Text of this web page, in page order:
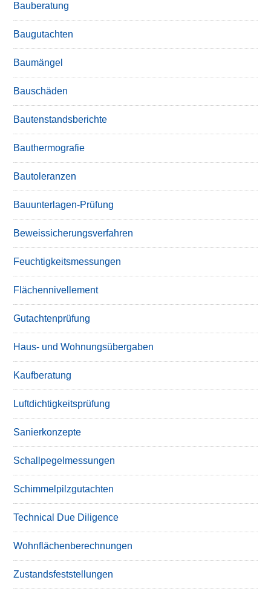
Bauberatung
Baugutachten
Baumängel
Bauschäden
Bautenstandsberichte
Bauthermografie
Bautoleranzen
Bauunterlagen-Prüfung
Beweissicherungsverfahren
Feuchtigkeitsmessungen
Flächennivellement
Gutachtenprüfung
Haus- und Wohnungsübergaben
Kaufberatung
Luftdichtigkeitsprüfung
Sanierkonzepte
Schallpegelmessungen
Schimmelpilzgutachten
Technical Due Diligence
Wohnflächenberechnungen
Zustandsfeststellungen